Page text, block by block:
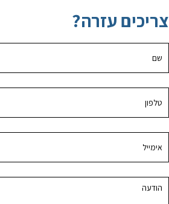
צריכים עזרה?